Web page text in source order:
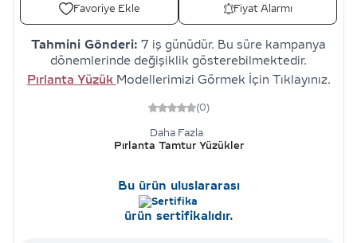
Favoriye Ekle Fiyat Alarmı
Tahmini Gönderi: 7 iş günüdür. Bu süre kampanya
dönemlerinde değişiklik gösterebilmektedir.
Pırlanta Yüzük Modellerimizi Görmek İçin Tıklayınız.
(0)
Daha Fazla
Pırlanta Tamtur Yüzükler
Bu ürün uluslararası
ürün sertifikalıdır.